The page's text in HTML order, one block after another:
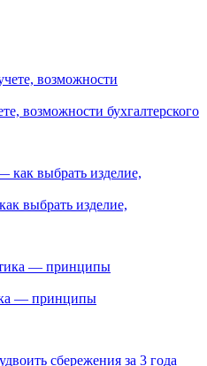
возможности бухгалтерского
выбрать изделие,
— принципы